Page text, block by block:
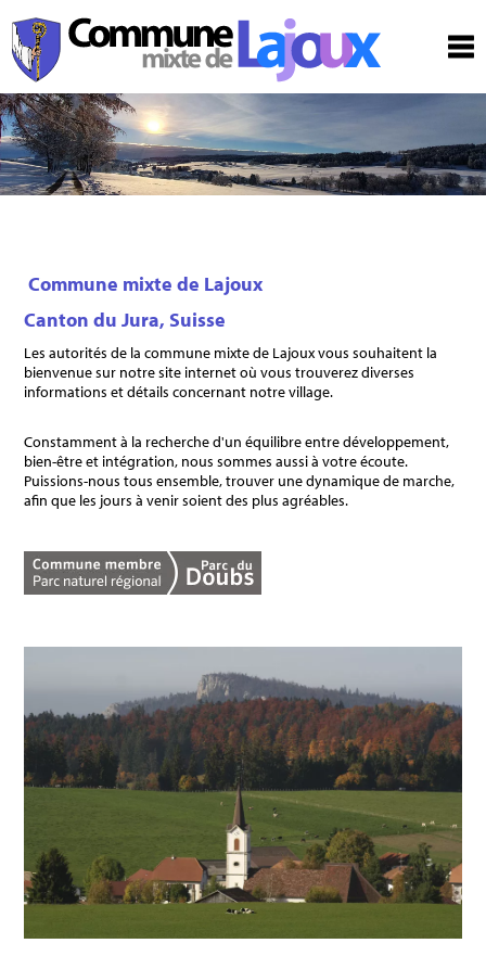
Commune mixte de Lajoux
Canton du Jura, Suisse
Les autorités de la commune mixte de Lajoux vous souhaitent la
bienvenue sur notre site internet où vous trouverez diverses
informations et détails concernant notre village.
Constamment à la recherche d'un équilibre entre développement,
bien-être et intégration, nous sommes aussi à votre écoute.
Puissions-nous tous ensemble, trouver une dynamique de marche,
afin que les jours à venir soient des plus agréables.